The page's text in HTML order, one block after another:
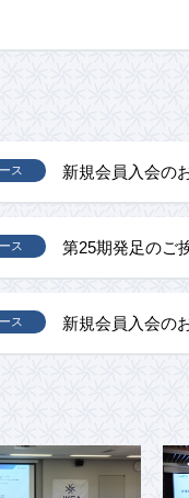
新規会員入会の
ス
第25期発足のご
ス
新規会員入会の
ス